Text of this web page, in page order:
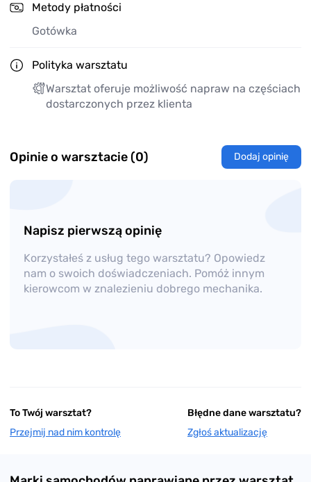
Metody płatności
Gotówka
Polityka warsztatu
Warsztat oferuje możliwość napraw na częściach
dostarczonych przez klienta
Opinie o warsztacie (0) Dodaj opinię
Napisz pierwszą opinię
Korzystałeś z usług tego warsztatu? Opowiedz
nam o swoich doświadczeniach. Pomóż innym
kierowcom w znalezieniu dobrego mechanika.
To Twój warsztat?
Przejmij nad nim kontrolę
Błędne dane warsztatu?
Zgłoś aktualizację